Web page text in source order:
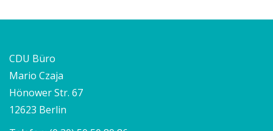
CDU Büro
Mario Czaja
Hönower Str. 67
12623 Berlin